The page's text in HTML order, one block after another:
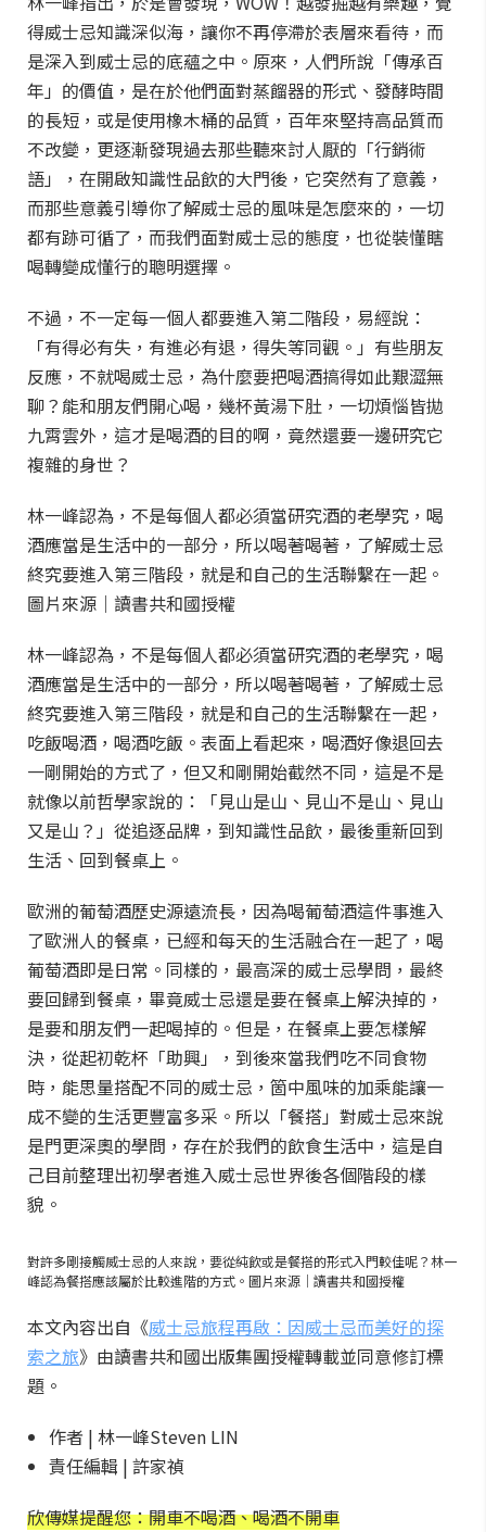
得威士忌知識深似海，讓你不再停滯於表層來看待，而
是深入到威士忌的底蘊之中。原來，人們所說「傳承百
年」的價值，是在於他們面對蒸餾器的形式、發酵時間
的長短，或是使用橡木桶的品質，百年來堅持高品質而
不改變，更逐漸發現過去那些聽來討人厭的「行銷術
語」，在開啟知識性品飲的大門後，它突然有了意義，
而那些意義引導你了解威士忌的風味是怎麼來的，一切
都有跡可循了，而我們面對威士忌的態度，也從裝懂瞎
喝轉變成懂行的聰明選擇。
不過，不一定每一個人都要進入第二階段，易經說：
「有得必有失，有進必有退，得失等同觀。」有些朋友
反應，不就喝威士忌，為什麼要把喝酒搞得如此艱澀無
聊？能和朋友們開心喝，幾杯黃湯下肚，一切煩惱皆拋
九霄雲外，這才是喝酒的目的啊，竟然還要一邊研究它
複雜的身世？
林一峰認為，不是每個人都必須當研究酒的老學究，喝
酒應當是生活中的一部分，所以喝著喝著，了解威士忌
終究要進入第三階段，就是和自己的生活聯繫在一起。
圖片來源｜讀書共和國授權
林一峰認為，不是每個人都必須當研究酒的老學究，喝
酒應當是生活中的一部分，所以喝著喝著，了解威士忌
終究要進入第三階段，就是和自己的生活聯繫在一起，
吃飯喝酒，喝酒吃飯。表面上看起來，喝酒好像退回去
一剛開始的方式了，但又和剛開始截然不同，這是不是
就像以前哲學家說的：「見山是山、見山不是山、見山
又是山？」從追逐品牌，到知識性品飲，最後重新回到
生活、回到餐桌上。
歐洲的葡萄酒歷史源遠流長，因為喝葡萄酒這件事進入
了歐洲人的餐桌，已經和每天的生活融合在一起了，喝
葡萄酒即是日常。同樣的，最高深的威士忌學問，最終
要回歸到餐桌，畢竟威士忌還是要在餐桌上解決掉的，
是要和朋友們一起喝掉的。但是，在餐桌上要怎樣解
決，從起初乾杯「助興」，到後來當我們吃不同食物
時，能思量搭配不同的威士忌，箇中風味的加乘能讓一
成不變的生活更豐富多采。所以「餐搭」對威士忌來說
是門更深奧的學問，存在於我們的飲食生活中，這是自
己目前整理出初學者進入威士忌世界後各個階段的樣
貌。
對許多剛接觸威士忌的人來說，要從純飲或是餐搭的形式入門較佳呢？林一
峰認為餐搭應該屬於比較進階的方式。圖片來源｜讀書共和國授權
本文內容出自《威士忌旅程再啟：因威士忌而美好的探
索之旅》由讀書共和國出版集團授權轉載並同意修訂標
題。
作者 | 林一峰Steven LIN
責任編輯 | 許家禎
欣傳媒提醒您：開車不喝酒、喝酒不開車